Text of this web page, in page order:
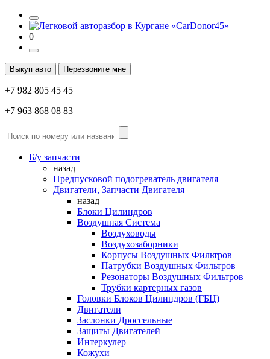
0
Выкуп авто Перезвоните мне
+7 982 805 45 45
+7 963 868 08 83
Б/у запчасти
назад
Предпусковой подогреватель двигателя
Двигатели, Запчасти Двигателя
назад
Блоки Цилиндров
Воздушная Система
Воздуховоды
Воздухозаборники
Корпусы Воздушных Фильтров
Патрубки Воздушных Фильтров
Резонаторы Воздушных Фильтров
Трубки картерных газов
Головки Блоков Цилиндров (ГБЦ)
Двигатели
Заслонки Дроссельные
Защиты Двигателей
Интеркулер
Кожухи